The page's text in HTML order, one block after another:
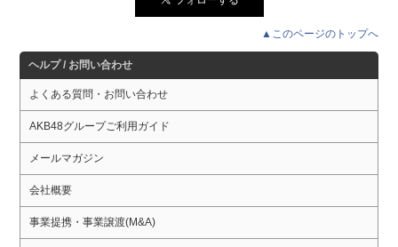
▲このページのトップへ
ヘルプ / お問い合わせ
よくある質問・お問い合わせ
AKB48グループご利用ガイド
メールマガジン
会社概要
事業提携・事業譲渡(M&A)